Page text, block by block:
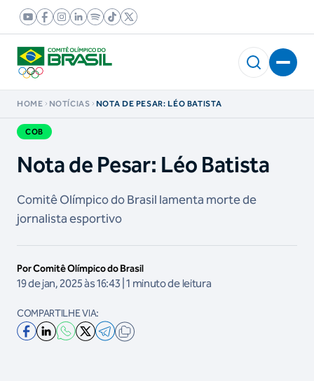
HOME NOTÍCIAS NOTA DE PESAR: LÉO BATISTA
COB
Nota de Pesar: Léo Batista
Comitê Olímpico do Brasil lamenta morte de
jornalista esportivo
Por Comitê Olímpico do Brasil
19 de jan, 2025 às 16:43 | 1 minuto de leitura
COMPARTILHE VIA: